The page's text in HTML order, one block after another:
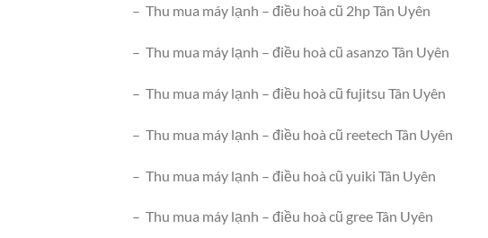
– Thu mua máy lạnh – điều hoà cũ 2hp Tân Uyên
– Thu mua máy lạnh – điều hoà cũ asanzo Tân Uyên
– Thu mua máy lạnh – điều hoà cũ fujitsu Tân Uyên
– Thu mua máy lạnh – điều hoà cũ reetech Tân Uyên
– Thu mua máy lạnh – điều hoà cũ yuiki Tân Uyên
– Thu mua máy lạnh – điều hoà cũ gree Tân Uyên